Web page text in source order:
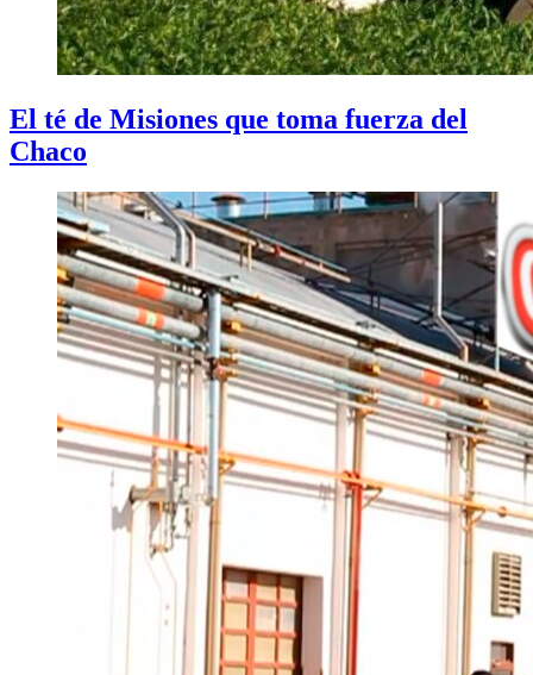
El té de Misiones que toma fuerza del
Chaco